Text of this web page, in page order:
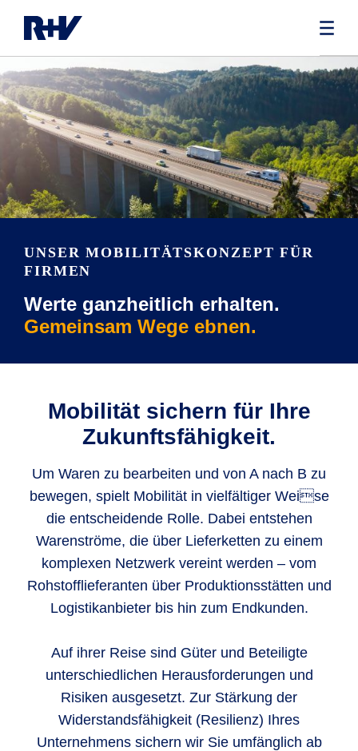
UNSER MOBILITÄTSKONZEPT FÜR
FIRMEN
Werte ganzheitlich erhalten.
Gemeinsam Wege ebnen.
Mobilität sichern für Ihre
Zukunftsfähigkeit.
Um Waren zu bearbeiten und von A nach B zu
bewegen, spielt Mobilität in vielfältiger Weise
die entscheidende Rolle. Dabei entstehen
Warenströme, die über Lieferketten zu einem
komplexen Netzwerk vereint werden – vom
Rohstofflieferanten über Produktionsstätten und
Logistikanbieter bis hin zum Endkunden.
Auf ihrer Reise sind Güter und Beteiligte
unterschiedlichen Herausforderungen und
Risiken ausgesetzt. Zur Stärkung der
Widerstandsfähigkeit (Resilienz) Ihres
Unternehmens sichern wir Sie umfänglich ab